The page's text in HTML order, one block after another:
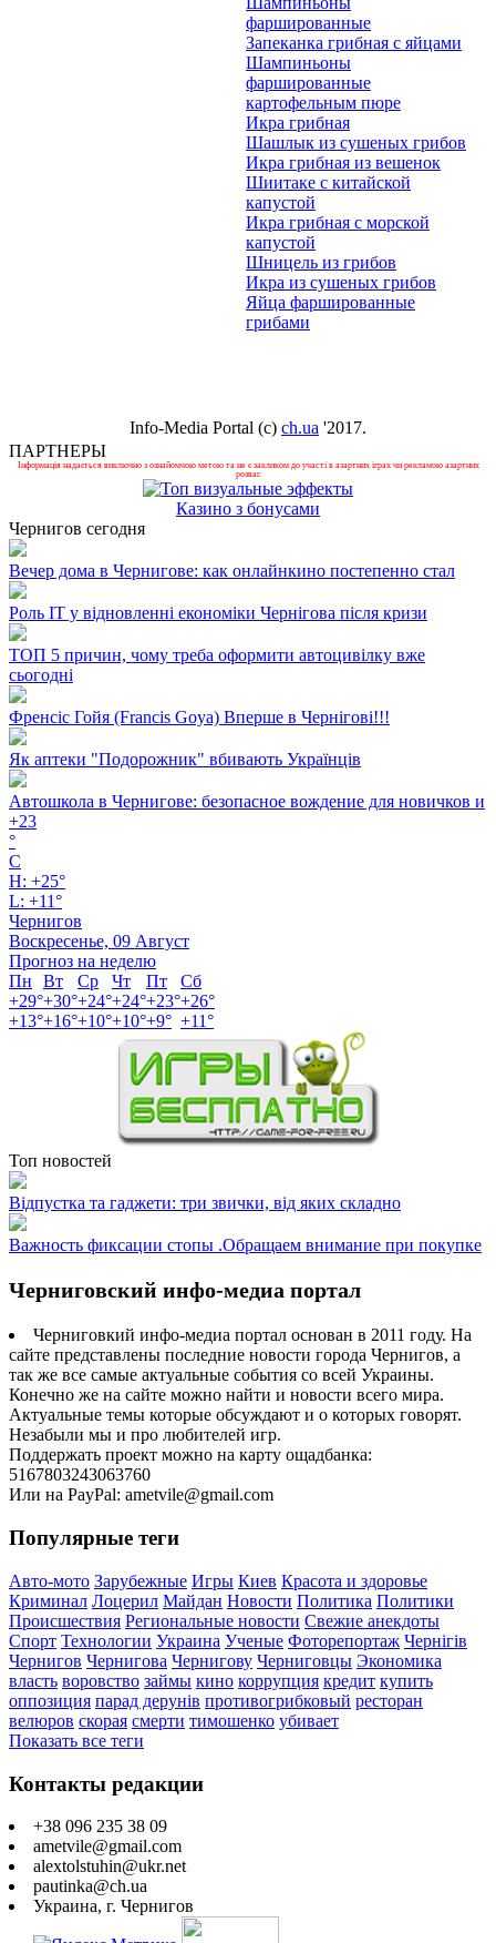
фаршированные
Запеканка грибная с яйцами
Шампиньоны
фаршированные
картофельным пюре
Икра грибная
Шашлык из сушеных грибов
Икра грибная из вешенок
Шиитаке с китайской
капустой
Икра грибная с морской
капустой
Шницель из грибов
Икра из сушеных грибов
Яйца фаршированные
грибами
Info-Media Portal (c) ch.ua '2017.
ПАРТНЕРЫ
Інформація надається виключно з ознайомчою метою та не є закликом до участі в азартних іграх чи рекламою азартних
розваг.
Казино з бонусами
Чернигов сегодня
Вечер дома в Чернигове: как онлайнкино постепенно стал
Роль ІТ у відновленні економіки Чернігова після кризи
ТОП 5 причин, чому треба оформити автоцивілку вже
сьогодні
Френсіс Гойя (Francis Goya) Вперше в Чернігові!!!
Як аптеки "Подорожник" вбивають Українців
Автошкола в Чернигове: безопасное вождение для новичков и
+23
°
C
H: +25°
L: +11°
Чернигов
Воскресенье, 09 Август
Прогноз на неделю
Пн
Вт Ср Чт Пт
Сб
+29°+30°+24°+24°+23°+26°
+13°+16°+10°+10°+9° +11°
Топ новостей
Відпустка та гаджети: три звички, від яких складно
Важность фиксации стопы .Обращаем внимание при покупке
Черниговский инфо-медиа портал
Черниговкий инфо-медиа портал основан в 2011 году. На
сайте представлены последние новости города Чернигов, а
так же все самые актуальные события со всей Украины.
Конечно же на сайте можно найти и новости всего мира.
Актуальные темы которые обсуждают и о которых говорят.
Незабыли мы и про любителей игр.
Поддержать проект можно на карту ощадбанка:
5167803243063760
Или на PayPal: ametvile@gmail.com
Популярные теги
Авто-мото Зарубежные Игры Киев Красота и здоровье
Криминал Лоцерил Майдан Новости Политика Политики
Происшествия Региональные новости Свежие анекдоты
Спорт Технологии Украина Ученые Фоторепортаж Чернігів
Чернигов Чернигова Чернигову Черниговцы Экономика
власть воровство займы кино коррупция кредит купить
оппозиция парад дерунів противогрибковый ресторан
велюров скорая смерти тимошенко убивает
Показать все теги
Контакты редакции
+38 096 235 38 09
ametvile@gmail.com
alextolstuhin@ukr.net
pautinka@ch.ua
Украина, г. Чернигов